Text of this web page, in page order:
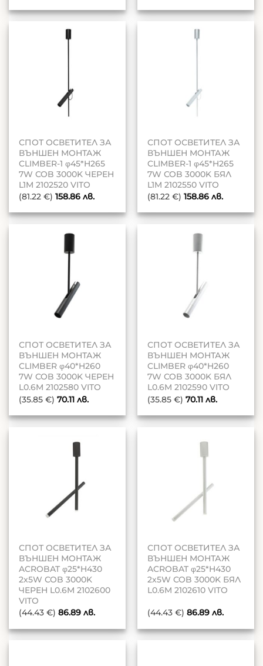
СПОТ ОСВЕТИТЕЛ ЗА
ВЪНШЕН МОНТАЖ
CLIMBER-1 φ45*H265
7W COB 3000K ЧЕРЕН
L1M 2102520 VITO
(81.22 €) 158.86лв.
СПОТ ОСВЕТИТЕЛ ЗА
ВЪНШЕН МОНТАЖ
CLIMBER-1 φ45*H265
7W COB 3000K БЯЛ
L1M 2102550 VITO
(81.22 €) 158.86лв.
СПОТ ОСВЕТИТЕЛ ЗА
ВЪНШЕН МОНТАЖ
CLIMBER φ40*H260
7W COB 3000K ЧЕРЕН
L0.6M 2102580 VITO
(35.85 €) 70.11лв.
СПОТ ОСВЕТИТЕЛ ЗА
ВЪНШЕН МОНТАЖ
CLIMBER φ40*H260
7W COB 3000K БЯЛ
L0.6M 2102590 VITO
(35.85 €) 70.11лв.
СПОТ ОСВЕТИТЕЛ ЗА
ВЪНШЕН МОНТАЖ
ACROBAT φ25*H430
2x5W COB 3000K
ЧЕРЕН L0.6M 2102600
VITO
(44.43 €) 86.89лв.
СПОТ ОСВЕТИТЕЛ ЗА
ВЪНШЕН МОНТАЖ
ACROBAT φ25*H430
2x5W COB 3000K БЯЛ
L0.6M 2102610 VITO
(44.43 €) 86.89лв.